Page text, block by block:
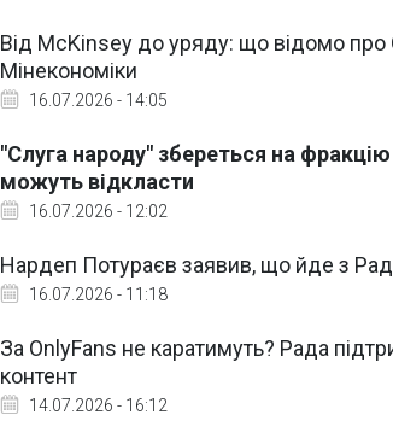
Від McKinsey до уряду: що відомо
Мінекономіки
16.07.2026 - 14:05
"Слуга народу" збереться на
можуть відкласти
16.07.2026 - 12:02
Нардеп Потураєв заявив, що йде з
16.07.2026 - 11:18
За OnlyFans не каратимуть? Рада
контент
14.07.2026 - 16:12